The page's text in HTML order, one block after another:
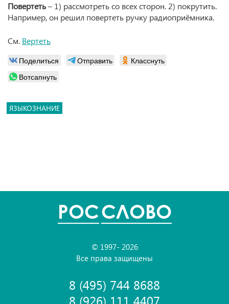
Повертеть– 1) рассмотреть со всех сторон. 2) покрутить.
Например, он решил повертеть ручку радиоприёмника.
См. Вертеть
Поделиться Отправить
Класснуть
Вотсапнуть
ЯЗЫКОЗНАНИЕ
POCСЛОВО
© 1997- 2026
Все права защищены
8 (495) 744 8688
8 (926) 111 4407